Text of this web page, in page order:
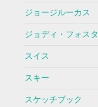
ジョージルーカス
ジョディ・フォス
スイス
スキー
スケッチブック